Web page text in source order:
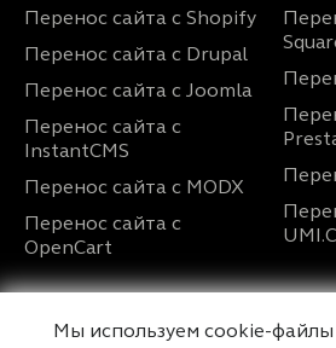
Перенос сайта с Shopify
Перенос сайта с Drupal
Перенос сайта с Joomla
Перенос сайта с
InstantCMS
Перенос сайта с MODX
Перенос сайта с
OpenCart
О нас
Мы используем cookie-файлы